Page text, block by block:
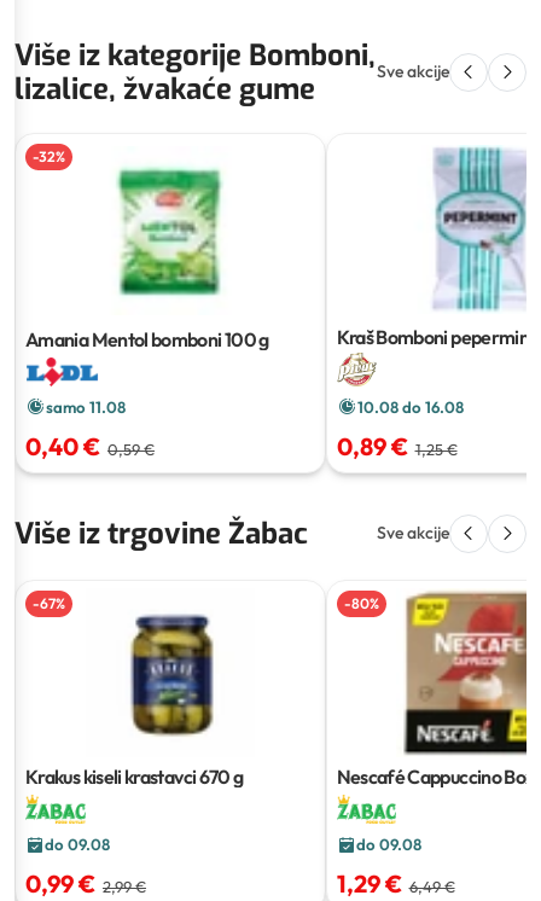
Više iz kategorije Bomboni,
lizalice, žvakaće gume
Sve akcije
-32%
Amania Mentol bomboni100 g
samo 11.08
0,40 € 0,59 €
Kraš Bomboni pepermint
10.08 do 16.08
0,89 € 1,25 €
Više iz trgovine Žabac Sve akcije
-67%
Krakus kiseli krastavci670 g
do 09.08
0,99 € 2,99 €
-80%
Nescafé Cappuccino Box
g
do 09.08
1,29 € 6,49 €